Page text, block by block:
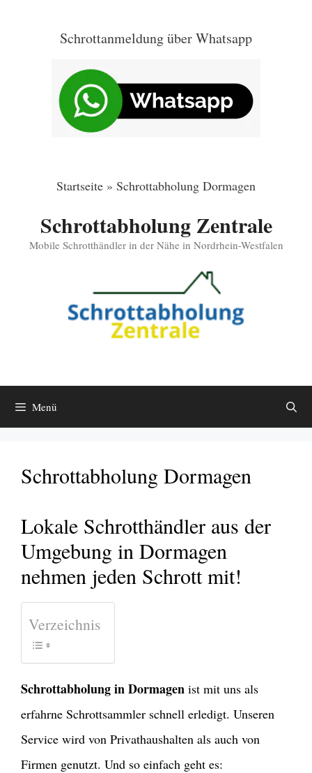
Schrottanmeldung über Whatsapp
Startseite » Schrottabholung Dormagen
Schrottabholung Zentrale
Mobile Schrotthändler in der Nähe in Nordrhein-Westfalen
Menü
Schrottabholung Dormagen
Lokale Schrotthändler aus der
Umgebung in Dormagen
nehmen jeden Schrott mit!
Verzeichnis
Schrottabholung in Dormagen ist mit uns als
erfahrne Schrottsammler schnell erledigt. Unseren
Service wird von Privathaushalten als auch von
Firmen genutzt. Und so einfach geht es: